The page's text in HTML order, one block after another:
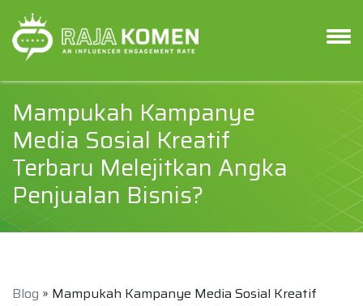
Mampukah Kampanye
Media Sosial Kreatif
Terbaru Melejitkan Angka
Penjualan Bisnis?
Blog » Mampukah Kampanye Media Sosial Kreatif